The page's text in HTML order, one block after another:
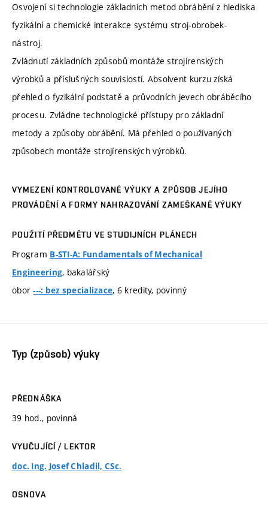
Osvojení si technologie základních metod obrábění z hlediska
fyzikální a chemické interakce systému stroj-obrobek-
nástroj.
Zvládnutí základních způsobů montáže strojírenských
výrobků a příslušných souvislostí. Absolvent kurzu získá
přehled o fyzikální podstatě a průvodních jevech obráběcího
procesu. Zvládne technologické přístupy pro základní
metody a způsoby obrábění. Má přehled o používaných
způsobech montáže strojírenských výrobků.
VYMEZENÍ KONTROLOVANÉ VÝUKY A ZPŮSOB JEJÍHO
PROVÁDĚNÍ A FORMY NAHRAZOVÁNÍ ZAMEŠKANÉ VÝUKY
POUŽITÍ PŘEDMĚTU VE STUDIJNÍCH PLÁNECH
Program B-STI-A: Fundamentals of Mechanical
Engineering, bakalářský
obor---: bez specializace, 6 kredity, povinný
Typ (způsob) výuky
PŘEDNÁŠKA
39 hod., povinná
VYUČUJÍCÍ / LEKTOR
doc. Ing. Josef Chladil, CSc.
OSNOVA